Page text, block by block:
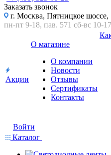
Заказать звонок
г. Москва, Пятницкое
пн-пт 9-18, пав. 571 сб-вс 10-17
Акции
О магазине
О компании
Новости
Отзывы
Сертификаты
Контакты
Войти
Каталог